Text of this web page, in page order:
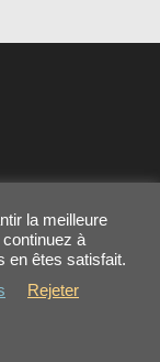
la meilleure
à
en êtes satisfait.
Rejeter